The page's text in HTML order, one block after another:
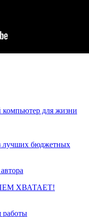
для жизни
лучших бюджетных
ХВАТАЕТ!